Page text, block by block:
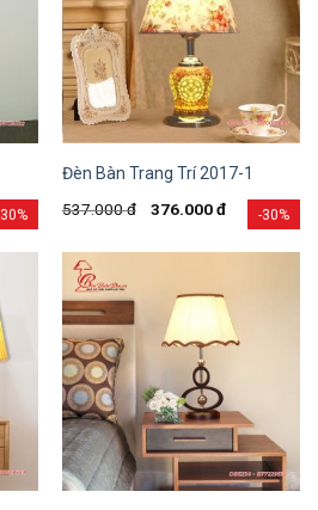
-30%
Đèn Bàn Trang Trí 2017-1
537.000đ 376.000đ